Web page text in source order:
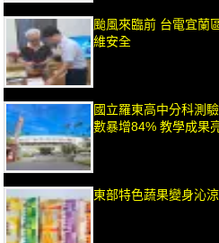
颱風來臨前 台電宜蘭
維安全
國立羅東高中分科測
數暴增84% 教學成果
東部特色蔬果變身沁